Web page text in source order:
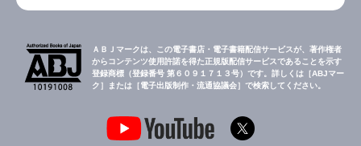
ＡＢＪマークは、この電子書店・電子書籍配信サービスが、著作権者
からコンテンツ使用許諾を得た正規版配信サービスであることを示す
登録商標（登録番号 第６０９１７１３号）です。詳しくは［ABJマー
ク］または［電子出版制作・流通協議会］で検索してください。